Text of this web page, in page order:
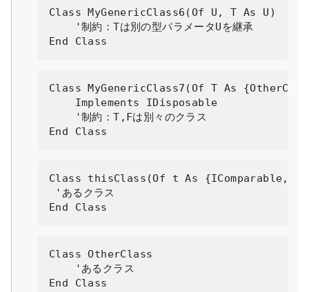
Class MyGenericClass6 (Of U , T As U )
'制約：Tは別の型パラメータUを継承
End Class
Class MyGenericClass7 (Of T As {
Implements
IDisposable
'制約：T,Fは別々のクラス
End Class
Class thisClass (Of t As {IComparable,
'あるクラス
End
Class
Class OtherClass
'あるクラス
End Class